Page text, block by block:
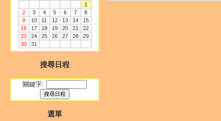
1
2
3 4 5 6 7
8
9
10 11 12 13 14
15
16
17 18 19 20 21
22
23
24 25 26 27 28
29
30
31
搜尋日程
關鍵字:
選單